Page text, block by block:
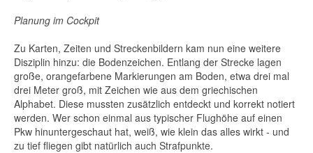
Planung im Cockpit
Zu Karten, Zeiten und Streckenbildern kam nun eine weitere
Disziplin hinzu: die Bodenzeichen. Entlang der Strecke lagen
große, orangefarbene Markierungen am Boden, etwa drei mal
drei Meter groß, mit Zeichen wie aus dem griechischen
Alphabet. Diese mussten zusätzlich entdeckt und korrekt notiert
werden. Wer schon einmal aus typischer Flughöhe auf einen
Pkw hinuntergeschaut hat, weiß, wie klein das alles wirkt - und
zu tief fliegen gibt natürlich auch Strafpunkte.